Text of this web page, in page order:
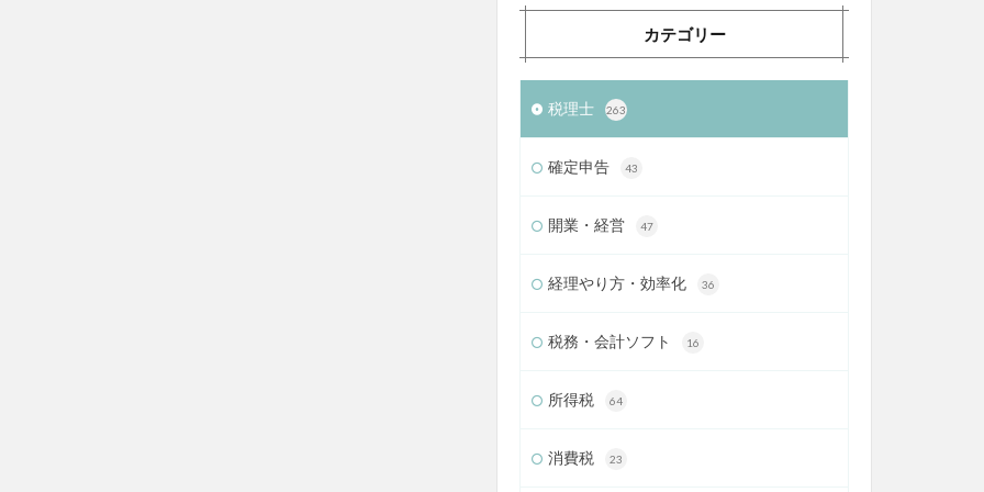
カテゴリー
税理士 263
確定申告 43
開業・経営 47
経理やり方・効率化 36
税務・会計ソフト 16
所得税 64
消費税 23